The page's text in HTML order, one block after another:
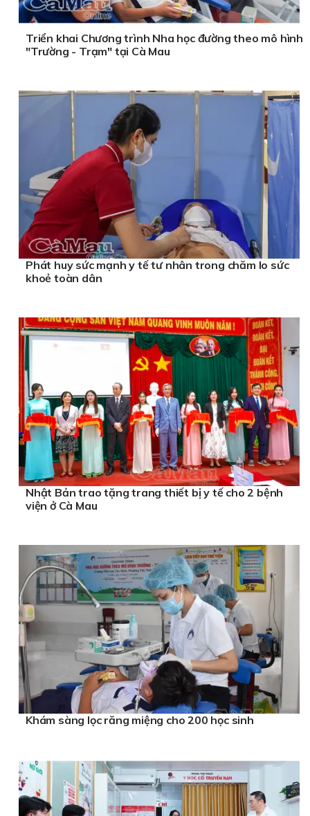
Triển khai Chương trình Nha học đường theo mô hình
"Trường - Trạm" tại Cà Mau
Phát huy sức mạnh y tế tư nhân trong chăm lo sức
khoẻ toàn dân
Nhật Bản trao tặng trang thiết bị y tế cho 2 bệnh
viện ở Cà Mau
Khám sàng lọc răng miệng cho 200 học sinh